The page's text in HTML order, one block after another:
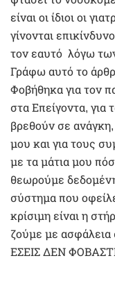
είναι οι ίδιοι οι
γίνονται
τον εαυτό λόγω
Γράφω αυτό το
Φοβήθηκα για τον
στα Επείγοντα, για
βρεθούν σε ανάγκη,
μου και για τους
με τα μάτια μου
θεωρούμε
σύστημα που
κρίσιμη είναι η
ζούμε με ασφάλεια
ΕΣΕΙΣ ΔΕΝ